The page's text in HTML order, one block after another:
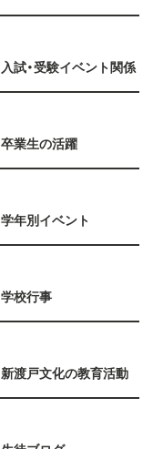
入試・受験イベント関係
卒業生の活躍
学年別イベント
学校行事
新渡戸文化の教育活動